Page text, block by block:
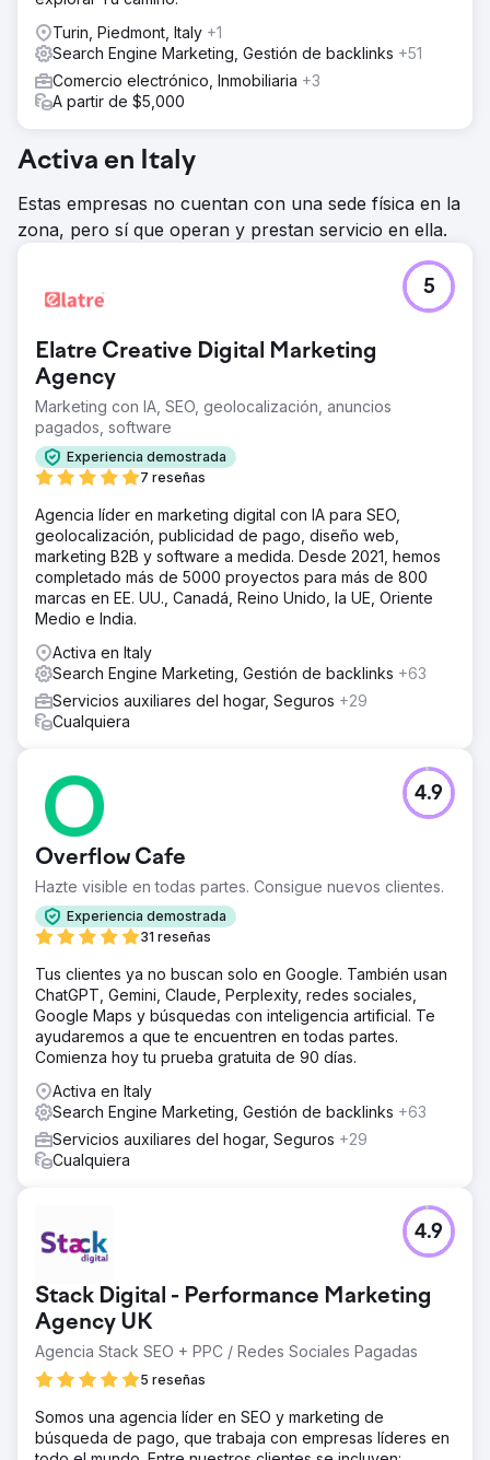
Turin, Piedmont, Italy +1
Search Engine Marketing, Gestión de backlinks +51
Comercio electrónico, Inmobiliaria +3
A partir de $5,000
Activa en Italy
Estas empresas no cuentan con una sede física en la
zona, pero sí que operan y prestan servicio en ella.
Elatre Creative Digital Marketing
Agency
Marketing con IA, SEO, geolocalización, anuncios
pagados, software
Experiencia demostrada
7 reseñas
5
Agencia líder en marketing digital con IA para SEO,
geolocalización, publicidad de pago, diseño web,
marketing B2B y software a medida. Desde 2021, hemos
completado más de 5000 proyectos para más de 800
marcas en EE. UU., Canadá, Reino Unido, la UE, Oriente
Medio e India.
Activa en Italy
Search Engine Marketing, Gestión de backlinks +63
Servicios auxiliares del hogar, Seguros +29
Cualquiera
Overflow Cafe
Hazte visible en todas partes. Consigue nuevos clientes.
Experiencia demostrada
31 reseñas
4.9
Tus clientes ya no buscan solo en Google. También usan
ChatGPT, Gemini, Claude, Perplexity, redes sociales,
Google Maps y búsquedas con inteligencia artificial. Te
ayudaremos a que te encuentren en todas partes.
Comienza hoy tu prueba gratuita de 90 días.
Activa en Italy
Search Engine Marketing, Gestión de backlinks +63
Servicios auxiliares del hogar, Seguros +29
Cualquiera
Stack Digital - Performance Marketing
Agency UK
Agencia Stack SEO + PPC / Redes Sociales Pagadas
5 reseñas
4.9
Somos una agencia líder en SEO y marketing de
búsqueda de pago, que trabaja con empresas líderes en